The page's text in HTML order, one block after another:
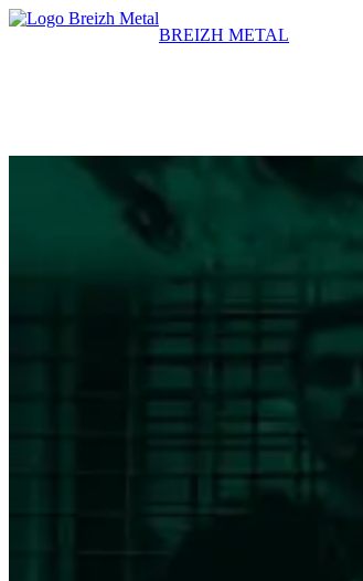
BREIZH METAL